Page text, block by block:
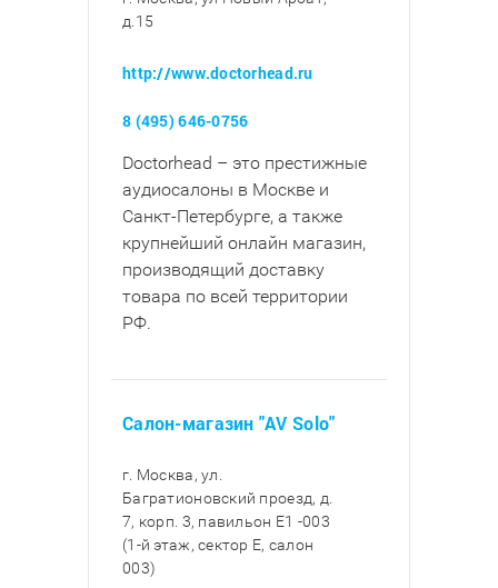
д.15
http://www.doctorhead.ru
8 (495) 646-0756
Doctorhead – это престижные
аудиосалоны в Москве и
Санкт-Петербурге, а также
крупнейший онлайн магазин,
производящий доставку
товара по всей территории
РФ.
Салон-магазин "AV Solo"
г. Москва, ул.
Багратионовский проезд, д.
7, корп. 3, павильон E1 -003
(1-й этаж, сектор E, салон
003)